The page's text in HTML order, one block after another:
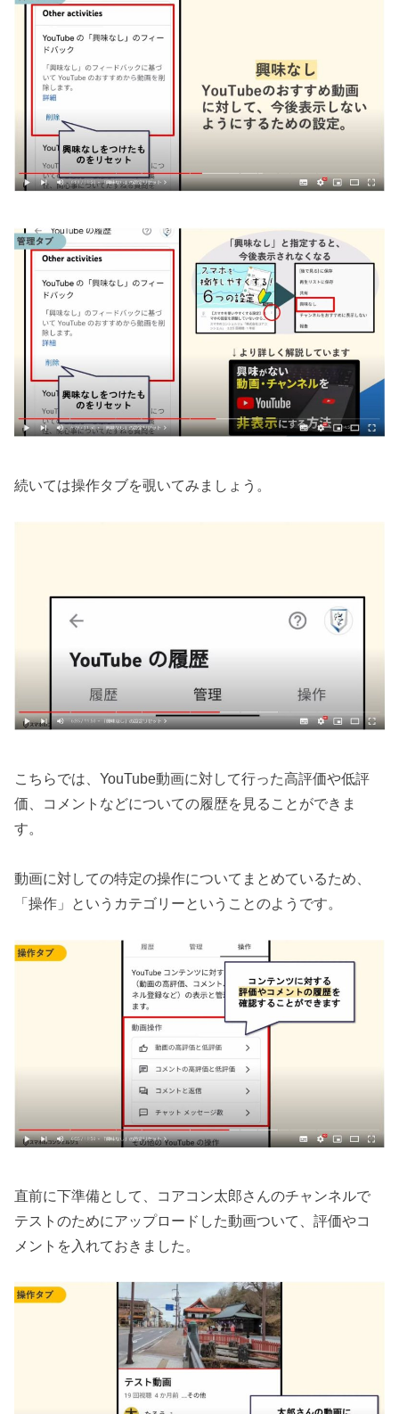
続いては操作タブを覗いてみましょう。
こちらでは、YouTube動画に対して行った高評価や低評
価、コメントなどについての履歴を見ることができま
す。
動画に対しての特定の操作についてまとめているため、
「操作」というカテゴリーということのようです。
直前に下準備として、コアコン太郎さんのチャンネルで
テストのためにアップロードした動画ついて、評価やコ
メントを入れておきました。